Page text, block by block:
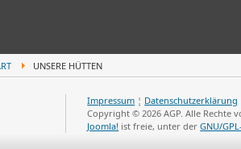
UNSERE HÜTTEN
Impressum ¦ Datenschutzerklärung
Copyright © 2026 AGP. Alle Rechte
Joomla! ist freie, unter derGNU/